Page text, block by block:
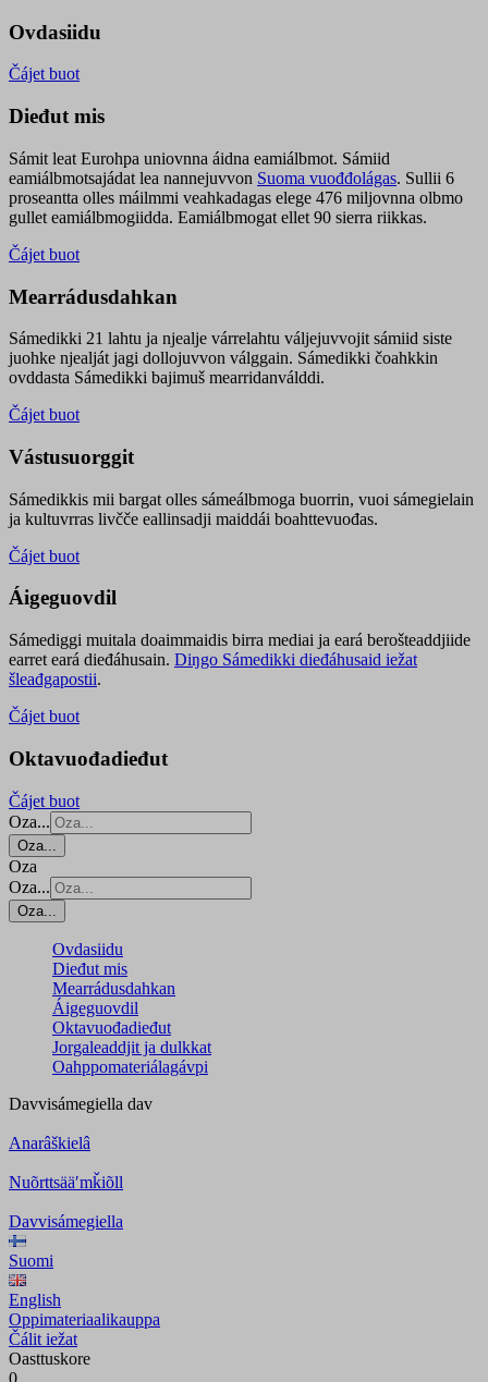
Ovdasiidu
Čájet buot
Dieđut mis
Sámit leat Eurohpa uniovnna áidna eamiálbmot. Sámiid
eamiálbmotsajádat lea nannejuvvon Suoma vuođđolágas. Sullii 6
proseantta olles máilmmi veahkadagas elege 476 miljovnna olbmo
gullet eamiálbmogiidda. Eamiálbmogat ellet 90 sierra riikkas.
Čájet buot
Mearrádusdahkan
Sámedikki 21 lahtu ja njealje várrelahtu váljejuvvojit sámiid siste
juohke njealját jagi dollojuvvon válggain. Sámedikki čoahkkin
ovddasta Sámedikki bajimuš mearridanválddi.
Čájet buot
Vástusuorggit
Sámedikkis mii bargat olles sámeálbmoga buorrin, vuoi sámegielain
ja kultuvrras livčče eallinsadji maiddái boahttevuođas.
Čájet buot
Áigeguovdil
Sámediggi muitala doaimmaidis birra mediai ja eará berošteaddjiide
earret eará dieđáhusain. Diŋgo Sámedikki dieđáhusaid iežat
šleađgapostii.
Čájet buot
Oktavuođadieđut
Čájet buot
Oza...
Oza...
Oza
Oza...
Oza...
Ovdasiidu
Dieđut mis
Mearrádusdahkan
Áigeguovdil
Oktavuođadieđut
Jorgaleaddjit ja dulkkat
Oahppomateriálagávpi
Davvisámegiella dav
Anarâškielâ
Nuõrttsääʹmǩiõll
Davvisámegiella
Suomi
English
Oppimateriaalikauppa
Čálit iežat
Oasttuskore
0